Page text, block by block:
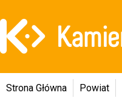
Strona Główna Powiat